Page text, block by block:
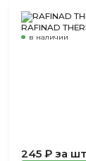
RAFINAD
в наличии
245 ₽ за шт